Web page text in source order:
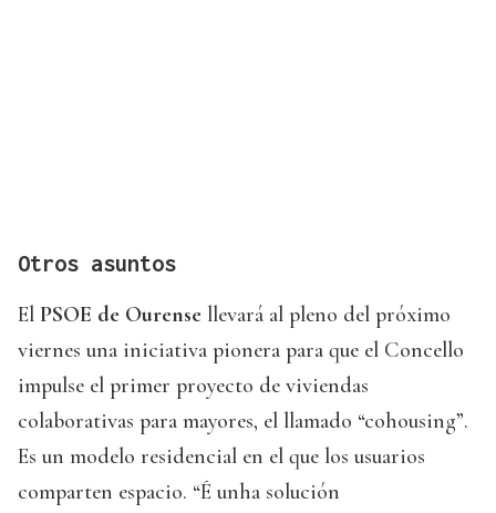
Otros asuntos
El PSOE de Ourense llevará al pleno del próximo
viernes una iniciativa pionera para que el Concello
impulse el primer proyecto de viviendas
colaborativas para mayores, el llamado “cohousing”.
Es un modelo residencial en el que los usuarios
comparten espacio. “É unha solución